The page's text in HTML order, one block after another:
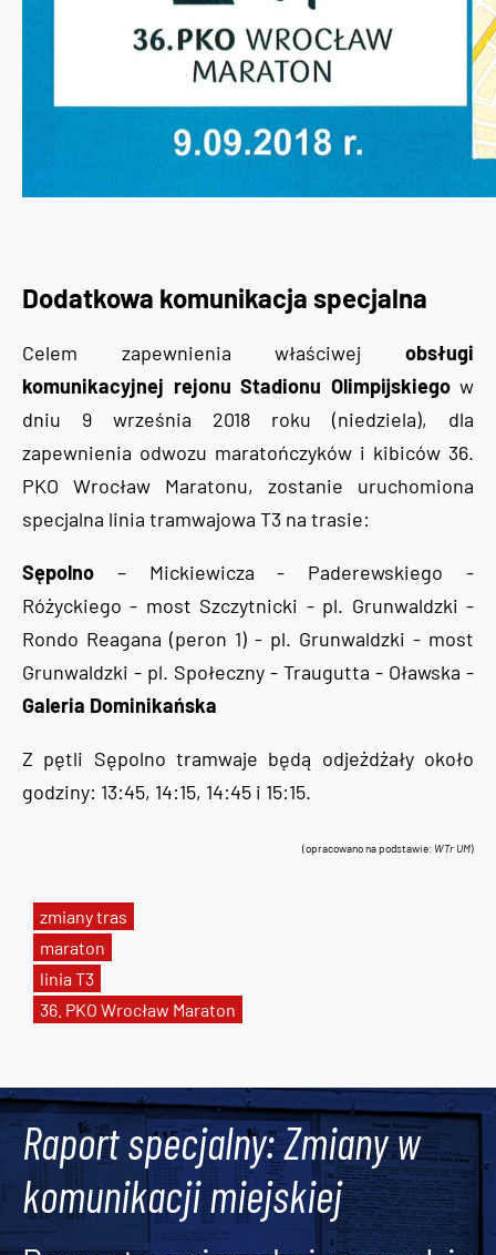
zmiany tras
maraton
linia T3
36. PKO Wrocław Maraton
Dodatkowa komunikacja specjalna
Celem zapewnienia właściwej obsługi
komunikacyjnej rejonu Stadionu Olimpijskiegow
dniu 9 września 2018 roku (niedziela), dla
zapewnienia odwozu maratończyków i kibiców 36.
PKO Wrocław Maratonu, zostanie uruchomiona
specjalna linia tramwajowa T3 na trasie:
Sępolno – Mickiewicza - Paderewskiego -
Różyckiego - most Szczytnicki - pl. Grunwaldzki -
Rondo Reagana (peron 1) - pl. Grunwaldzki - most
Grunwaldzki - pl. Społeczny - Traugutta - Oławska -
Galeria Dominikańska
Z pętli Sępolno tramwaje będą odjeżdżały około
godziny: 13:45, 14:15, 14:45 i 15:15.
(opracowano na podstawie: WTr UM)
Raport specjalny: Zmiany w
komunikacji miejskiej